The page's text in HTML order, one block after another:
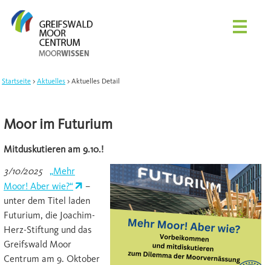
Startseite Aktuelles Aktuelles Detail
Moor im Futurium
Mitduskutieren am 9.10.!
3/10/2025
„Mehr
Moor! Aber wie?“
–
unter dem Titel laden
Futurium, die Joachim-
Herz-Stiftung und das
Greifswald Moor
Centrum am 9. Oktober